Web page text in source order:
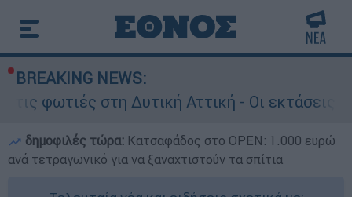
BREAKING NEWS:
Δυτική Αττική - Οι εκτάσεις που κάηκαν
δημοφιλές τώρα: Κατσαφάδος στο OPEN: 1.000 ευρώ
ανά τετραγωνικό για να ξαναχτιστούν τα σπίτια